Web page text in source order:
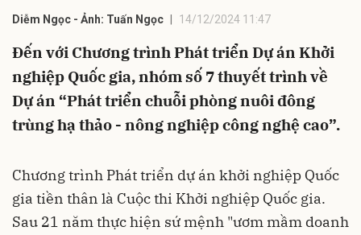
Diễm Ngọc - Ảnh: Tuấn Ngọc 14/12/2024 11:47
Đến với Chương trình Phát triển Dự án Khởi
nghiệp Quốc gia, nhóm số 7 thuyết trình về
Dự án “Phát triển chuỗi phòng nuôi đông
trùng hạ thảo - nông nghiệp công nghệ cao”.
Chương trình Phát triển dự án khởi nghiệp Quốc
gia tiền thân là Cuộc thi Khởi nghiệp Quốc gia.
Sau 21 năm thực hiện sứ mệnh "ươm mầm doanh